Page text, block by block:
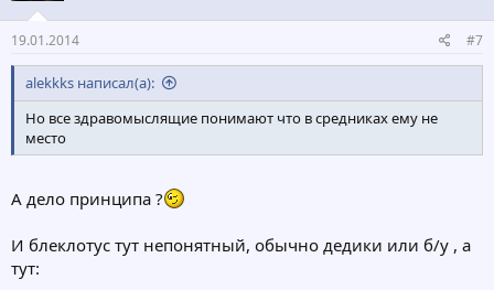
:
19.01.2014 #7
alekkks написал(а):
Но все здравомыслящие понимают что в средниках ему не
место
А дело принципа ?
И блеклотус тут непонятный, обычно дедики или б/у , а
тут: